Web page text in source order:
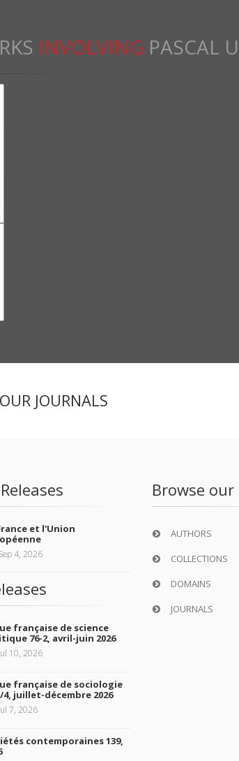
INVOLVING PASCAL
JOURNALS
et l'Union
4, 2026
française de science
76-2, avril-juin 2026
10, 2026
française de sociologie
4, juillet-décembre 2026
7, 2026
contemporaines 139,
Browse our
AUTHORS
COLLECTIONS
DOMAINS
JOURNALS